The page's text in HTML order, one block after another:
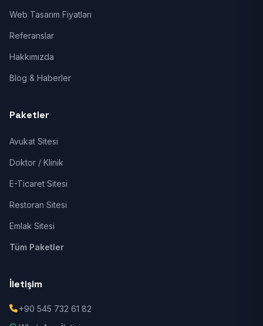
Web Tasarım Fiyatları
Referanslar
Hakkımızda
Blog & Haberler
Paketler
Avukat Sitesi
Doktor / Klinik
E-Ticaret Sitesi
Restoran Sitesi
Emlak Sitesi
Tüm Paketler
İletişim
+90 545 732 61 82